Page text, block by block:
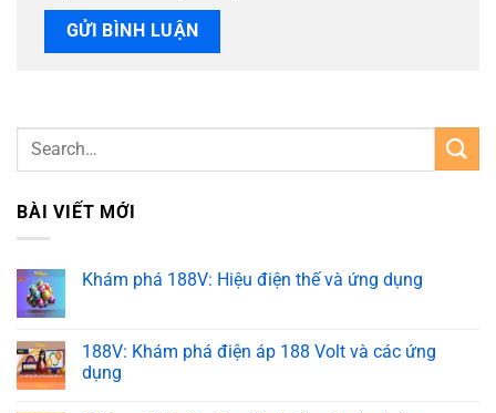
BÀI VIẾT MỚI
Khám phá 188V: Hiệu điện thế và ứng dụng
188V: Khám phá điện áp 188 Volt và các ứng
dụng